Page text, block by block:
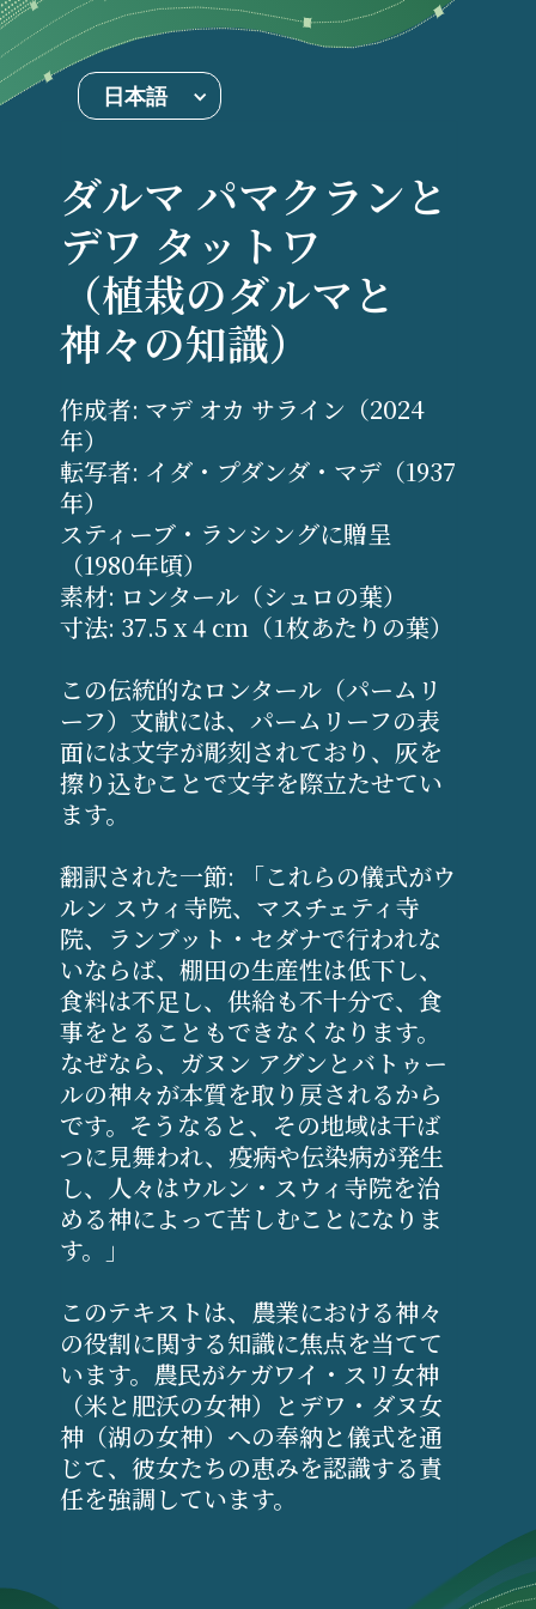
日本語
ダルマ パマクランと
デワ タットワ
（植栽のダルマと
神々の知識）
作成者: マデ オカ サライン（2024
年）
転写者: イダ・プダンダ・マデ（1937
年）
スティーブ・ランシングに贈呈
（1980年頃）
素材: ロンタール（シュロの葉）
寸法: 37.5 x 4 cm（1枚あたりの葉）
この伝統的なロンタール（パームリ
ーフ）文献には、パームリーフの表
面には文字が彫刻されており、灰を
擦り込むことで文字を際立たせてい
ます。
翻訳された一節: 「これらの儀式がウ
ルン スウィ寺院、マスチェティ寺
院、ランブット・セダナで行われな
いならば、棚田の生産性は低下し、
食料は不足し、供給も不十分で、食
事をとることもできなくなります。
なぜなら、ガヌン アグンとバトゥー
ルの神々が本質を取り戻されるから
です。そうなると、その地域は干ば
つに見舞われ、疫病や伝染病が発生
し、人々はウルン・スウィ寺院を治
める神によって苦しむことになりま
す。」
このテキストは、農業における神々
の役割に関する知識に焦点を当てて
います。農民がケガワイ・スリ女神
（米と肥沃の女神）とデワ・ダヌ女
神（湖の女神）への奉納と儀式を通
じて、彼女たちの恵みを認識する責
任を強調しています。